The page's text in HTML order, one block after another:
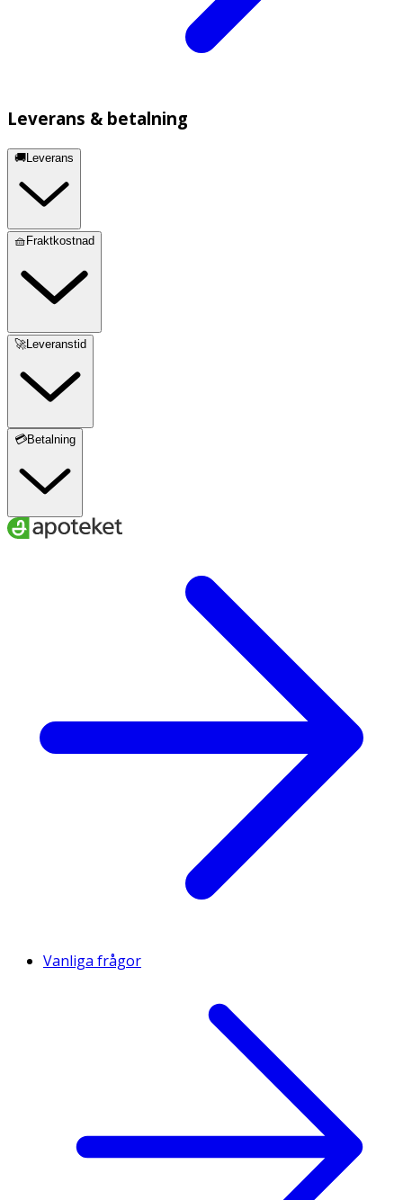
Leverans & betalning
🚚Leverans
🧺Fraktkostnad
🚀Leveranstid
💳Betalning
Vanliga frågor